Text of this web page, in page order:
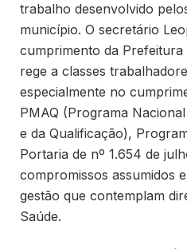
trabalho desenvolvido
município. O secretário
cumprimento da
rege a classes
especialmente no
PMAQ (Programa
e da Qualificação),
Portaria de nº 1.654 de
compromissos assumidos
gestão que contemplam
Saúde.